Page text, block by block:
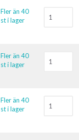
Fler än 40
st i lager
Fler än 40
st i lager
Fler än 40
st i lager